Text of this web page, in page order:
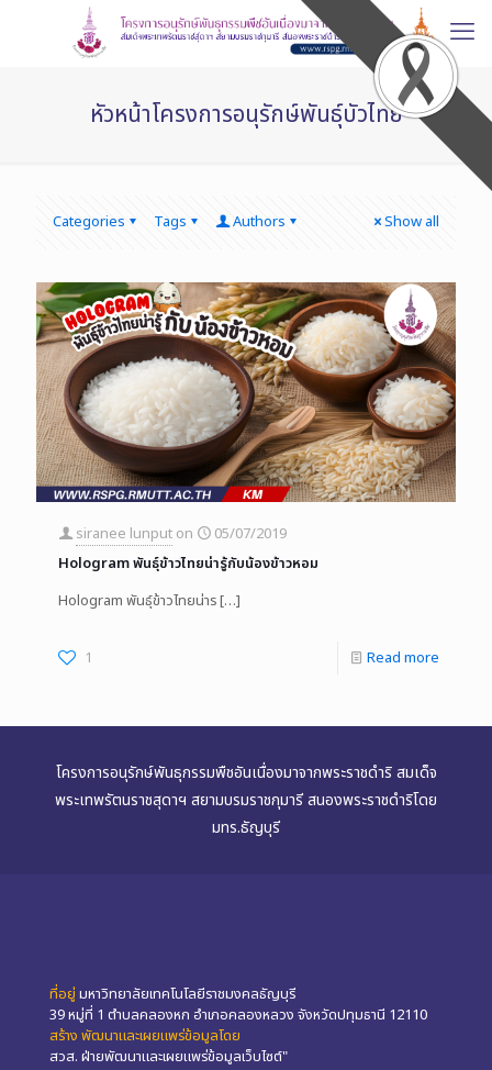
หัวหน้าโครงการอนุรักษ์พันธุ์บัวไทย
Categories Tags Authors Show all
siranee lunput on
05/07/2019
Hologram พันธุ์ข้าวไทยน่ารู้กับน้องข้าวหอม
Hologram พันธุ์ข้าวไทยน่าร[…]
1 Read more
โครงการอนุรักษ์พันธุกรรมพืชอันเนื่องมาจากพระราชดำริ สมเด็จ
พระเทพรัตนราชสุดาฯ สยามบรมราชกุมารี สนองพระราชดำริโดย
มทร.ธัญบุรี
ที่อยู่ มหาวิทยาลัยเทคโนโลยีราชมงคลธัญบุรี
39 หมู่ที่ 1 ตำบลคลองหก อำเภอคลองหลวง จังหวัดปทุมธานี 12110
สร้าง พัฒนาและเผยแพร่ข้อมูลโดย
สวส. ฝ่ายพัฒนาและเผยแพร่ข้อมูลเว็บไซต์"